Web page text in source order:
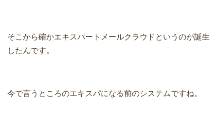
そこから確かエキスパートメールクラウドというのが誕生
したんです。
今で言うところのエキスパになる前のシステムですね。